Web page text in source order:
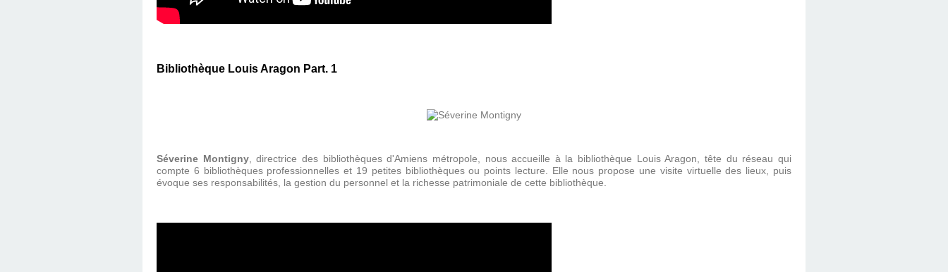
Bibliothèque Louis Aragon Part. 1
Séverine Montigny, directrice des bibliothèques d'Amiens métropole, nous accueille à la bibliothèque Louis Aragon, tête du réseau qui
compte 6 bibliothèques professionnelles et 19 petites bibliothèques ou points lecture. Elle nous propose une visite virtuelle des lieux, puis
évoque ses responsabilités, la gestion du personnel et la richesse patrimoniale de cette bibliothèque.